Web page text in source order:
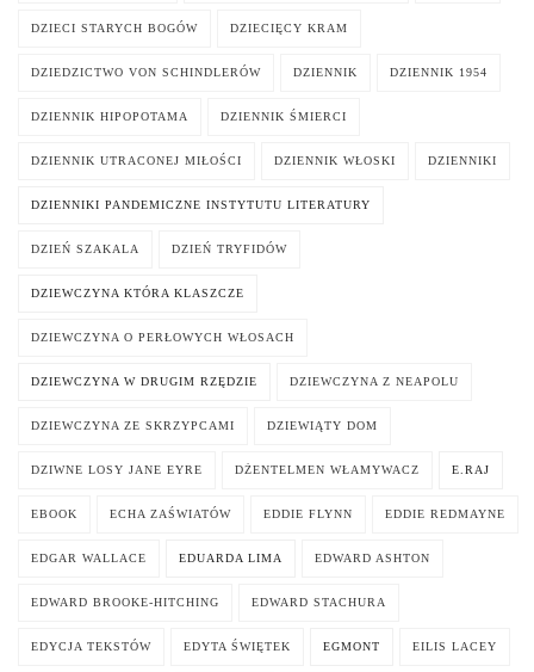
DZIECI STARYCH BOGÓW DZIECIĘCY KRAM
DZIEDZICTWO VON SCHINDLERÓW DZIENNIK DZIENNIK 1954
DZIENNIK HIPOPOTAMA DZIENNIK ŚMIERCI
DZIENNIK UTRACONEJ MIŁOŚCI DZIENNIK WŁOSKI DZIENNIKI
DZIENNIKI PANDEMICZNE INSTYTUTU LITERATURY
DZIEŃ SZAKALA DZIEŃ TRYFIDÓW
DZIEWCZYNA KTÓRA KLASZCZE
DZIEWCZYNA O PERŁOWYCH WŁOSACH
DZIEWCZYNA W DRUGIM RZĘDZIE DZIEWCZYNA Z NEAPOLU
DZIEWCZYNA ZE SKRZYPCAMI DZIEWIĄTY DOM
DZIWNE LOSY JANE EYRE DŻENTELMEN WŁAMYWACZ E.RAJ
EBOOK ECHA ZAŚWIATÓW EDDIE FLYNN EDDIE REDMAYNE
EDGAR WALLACE EDUARDA LIMA EDWARD ASHTON
EDWARD BROOKE-HITCHING EDWARD STACHURA
EDYCJA TEKSTÓW EDYTA ŚWIĘTEK EGMONT EILIS LACEY